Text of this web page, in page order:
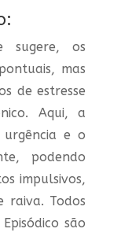
sugere, os
mas
de estresse
Aqui, a
e o
podendo
impulsivos,
Todos
são